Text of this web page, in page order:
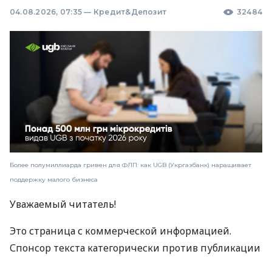
04.08.2026, 07:35 — Кредит&Депозит 32484
Более полумиллиарда гривен для ФЛП: как UGB (Укргазбанк) наращивает
поддержку малого бизнеса
Уважаемый читатель!
Это страница с коммерческой информацией.
Спонсор текста категорически против публикации